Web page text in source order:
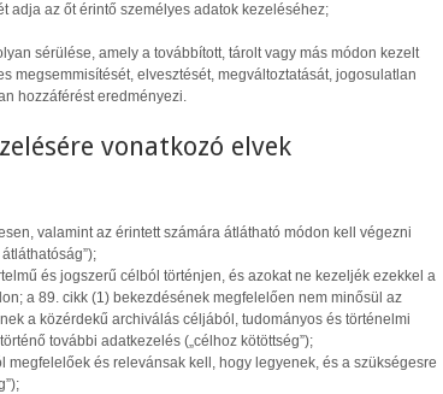
adja az őt érintő személyes adatok kezeléséhez;
sérülése, amely a továbbított, tárolt vagy más módon kezelt
megsemmisítését, elvesztését, megváltoztatását, jogosulatlan
hozzáférést eredményezi.
vonatkozó elvek
valamint az érintett számára átlátható módon kell végezni
és jogszerű célból történjen, és azokat ne kezeljék ezekkel a
a 89. cikk (1) bekezdésének megfelelően nem minősül az
a közérdekű archiválás céljából, tudományos és történelmi
további adatkezelés („célhoz kötöttség”);
megfelelőek és relevánsak kell, hogy legyenek, és a szükségesre